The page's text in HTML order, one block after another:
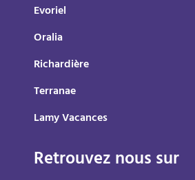
Evoriel
Oralia
Richardière
Terranae
Lamy Vacances
Retrouvez nous sur